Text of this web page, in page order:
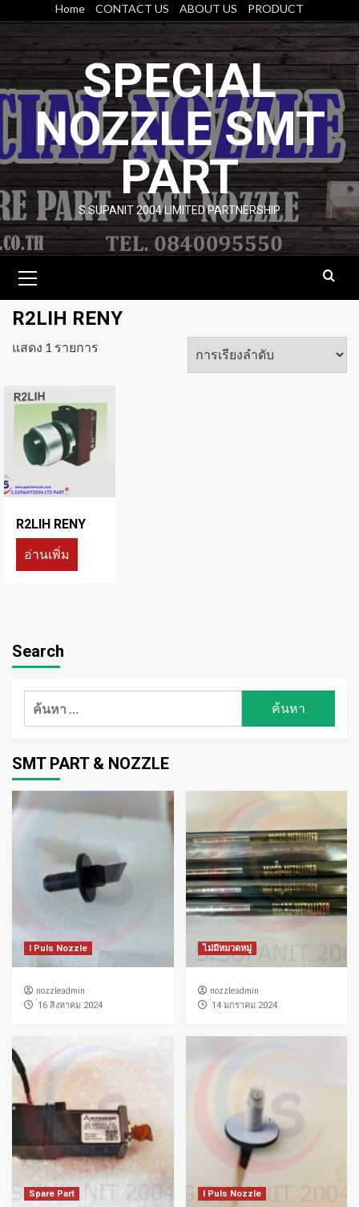
content
Home CONTACT US ABOUT US PRODUCT
SPECIAL
NOZZLE SMT
PART
S.SUPANIT 2004 LIMITED PARTNERSHIP
Menu
R2LIH RENY
แสดง 1 รายการ
R2LIH RENY
อ่านเพิ่ม
Search
ค้นหา
SMT PART & NOZZLE
I Puls Nozzle
nozzleadmin
่16 สิงหาคม 2024
ไม่มีหมวดหมู่
nozzleadmin
่14 มกราคม 2024
Spare Part I Puls Nozzle